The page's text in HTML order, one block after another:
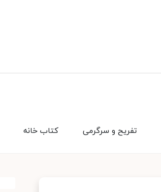
کتاب خانه تفریح و سرگرمی